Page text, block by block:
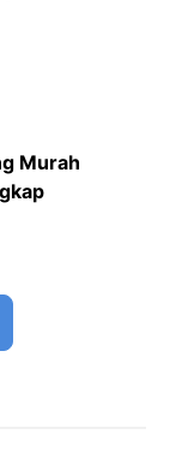
Murah